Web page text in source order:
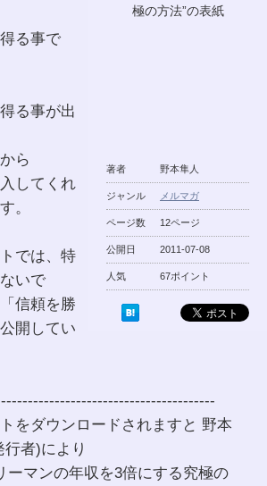
著者 野本隼人
ジャンル メルマガ
ページ数 12ページ
公開日 2011-07-08
人気 67ポイント
る事で
る事が出
ら
してくれ
。
では、特
いで
信頼を勝
開してい
をダウンロードされますと 野本
者)により
ーマンの年収を3倍にする究極の